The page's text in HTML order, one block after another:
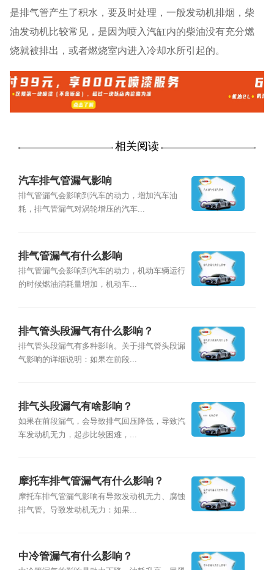
是排气管产生了积水，要及时处理，一般发动机排烟，柴
油发动机比较常见，是因为喷入汽缸内的柴油没有充分燃
烧就被排出，或者燃烧室内进入冷却水所引起的。
相关阅读
汽车排气管漏气影响
排气管漏气会影响到汽车的动力，增加汽车油
耗，排气管漏气对涡轮增压的汽车...
排气管漏气有什么影响
排气管漏气会影响到汽车的动力，机动车辆运行
的时候燃油消耗量增加，机动车...
排气管头段漏气有什么影响？
排气管头段漏气有多种影响。关于排气管头段漏
气影响的详细说明：如果在前段...
排气头段漏气有啥影响？
如果在前段漏气，会导致排气回压降低，导致汽
车发动机无力，起步比较困难，...
摩托车排气管漏气有什么影响？
摩托车排气管漏气影响有导致发动机无力、腐蚀
排气管。导致发动机无力：如果...
中冷管漏气有什么影响？